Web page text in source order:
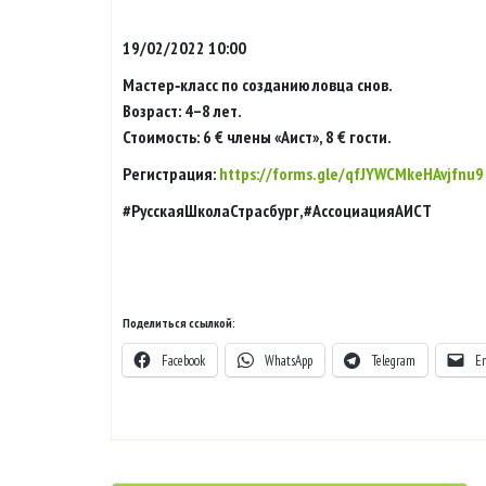
19/02/2022 10:00
Мастер‑класс по созданию ловца снов.
Возраст: 4–8 лет.
Стоимость: 6 € члены «Аист», 8 € гости.
Регистрация: https://forms.gle/qfJYWCMkeHAvjfnu9
#РусскаяШколаСтрасбург,#АссоциацияАИСТ
Поделиться ссылкой:
Facebook WhatsApp Telegram